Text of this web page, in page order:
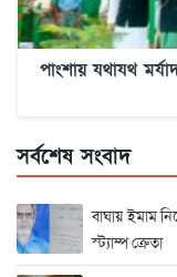
পাংশায় যথাযথ
সর্বশেষ সংবাদ
বাঘায় ইমাম
স্ট্যাম্প ক্রেতা